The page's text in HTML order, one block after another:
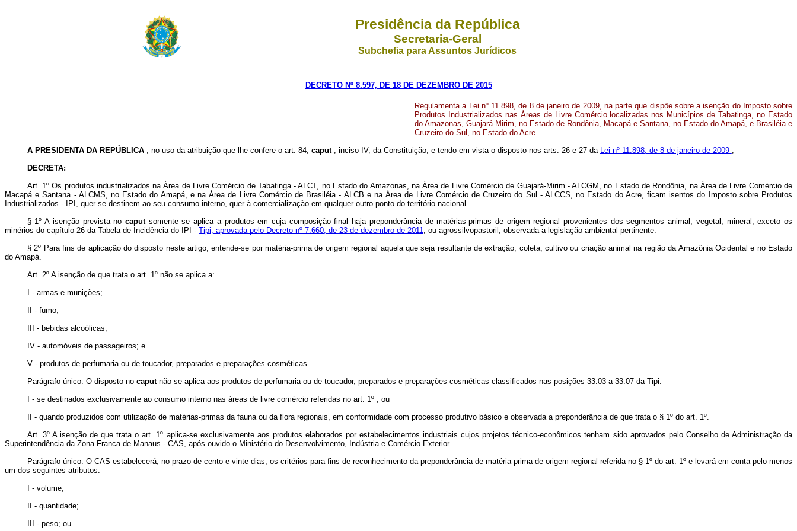
Presidência da República
Secretaria-Geral
Subchefia para Assuntos Jurídicos
DECRETO Nº 8.597, DE 18 DE DEZEMBRO DE 2015
Regulamenta a Lei nº 11.898, de 8 de janeiro de 2009, na parte que dispõe sobre a isenção do Imposto sobre
Produtos Industrializados nas Áreas de Livre Comércio localizadas nos Municípios de Tabatinga, no Estado
do Amazonas, Guajará-Mirim, no Estado de Rondônia, Macapá e Santana, no Estado do Amapá, e Brasiléia e
Cruzeiro do Sul, no Estado do Acre.
A PRESIDENTA DA REPÚBLICA , no uso da atribuição que lhe confere o art. 84, caput , inciso IV, da Constituição, e tendo em vista o disposto nos arts. 26 e 27 da Lei nº 11.898, de 8 de janeiro de 2009 ,
DECRETA:
Art. 1º Os produtos industrializados na Área de Livre Comércio de Tabatinga - ALCT, no Estado do Amazonas, na Área de Livre Comércio de Guajará-Mirim - ALCGM, no Estado de Rondônia, na Área de Livre Comércio de
Macapá e Santana - ALCMS, no Estado do Amapá, e na Área de Livre Comércio de Brasiléia - ALCB e na Área de Livre Comércio de Cruzeiro do Sul - ALCCS, no Estado do Acre, ficam isentos do Imposto sobre Produtos
Industrializados - IPI, quer se destinem ao seu consumo interno, quer à comercialização em qualquer outro ponto do território nacional.
§ 1º A isenção prevista nocaput somente se aplica a produtos em cuja composição final haja preponderância de matérias-primas de origem regional provenientes dos segmentos animal, vegetal, mineral, exceto os
minérios do capítulo 26 da Tabela de Incidência do IPI - Tipi, aprovada pelo Decreto nº 7.660, de 23 de dezembro de 2011, ou agrossilvopastoril, observada a legislação ambiental pertinente.
§ 2º Para fins de aplicação do disposto neste artigo, entende-se por matéria-prima de origem regional aquela que seja resultante de extração, coleta, cultivo ou criação animal na região da Amazônia Ocidental e no Estado
do Amapá.
Art. 2º A isenção de que trata o art. 1º não se aplica a:
I - armas e munições;
II - fumo;
III - bebidas alcoólicas;
IV - automóveis de passageiros; e
V - produtos de perfumaria ou de toucador, preparados e preparações cosméticas.
Parágrafo único. O disposto no caput não se aplica aos produtos de perfumaria ou de toucador, preparados e preparações cosméticas classificados nas posições 33.03 a 33.07 da Tipi:
I - se destinados exclusivamente ao consumo interno nas áreas de livre comércio referidas no art. 1º ; ou
II - quando produzidos com utilização de matérias-primas da fauna ou da flora regionais, em conformidade com processo produtivo básico e observada a preponderância de que trata o § 1º do art. 1º.
Art. 3º A isenção de que trata o art. 1º aplica-se exclusivamente aos produtos elaborados por estabelecimentos industriais cujos projetos técnico-econômicos tenham sido aprovados pelo Conselho de Administração da
Superintendência da Zona Franca de Manaus - CAS, após ouvido o Ministério do Desenvolvimento, Indústria e Comércio Exterior.
Parágrafo único. O CAS estabelecerá, no prazo de cento e vinte dias, os critérios para fins de reconhecimento da preponderância de matéria-prima de origem regional referida no § 1º do art. 1º e levará em conta pelo menos
um dos seguintes atributos:
I - volume;
II - quantidade;
III - peso; ou